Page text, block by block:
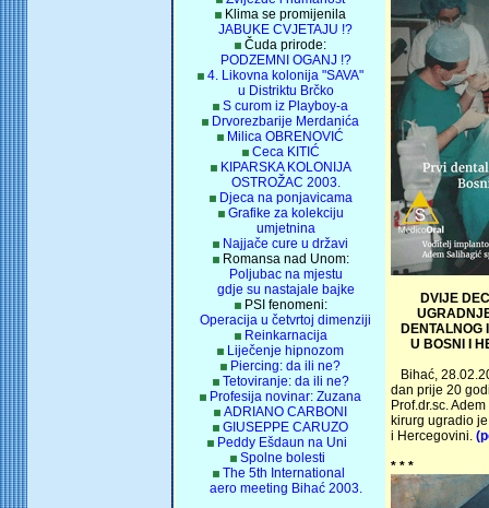
Klima se promijenila
JABUKE CVJETAJU !?
Čuda prirode:
PODZEMNI OGANJ !?
4. Likovna kolonija "SAVA"
u Distriktu Brčko
S curom iz Playboy-a
Drvorezbarije Merdanića
Milica OBRENOVIĆ
Ceca KITIĆ
KIPARSKA KOLONIJA
OSTROŽAC 2003.
Djeca na ponjavicama
Grafike za kolekciju
umjetnina
Najjače cure u državi
Romansa nad Unom:
Poljubac na mjestu
gdje su nastajale bajke
PSI fenomeni:
Operacija u četvrtoj dimenziji
Reinkarnacija
Liječenje hipnozom
Piercing: da ili ne?
Tetoviranje: da ili ne?
Profesija novinar: Zuzana
ADRIANO CARBONI
GIUSEPPE CARUZO
Peddy Ešdaun na Uni
Spolne bolesti
The 5th International
aero meeting Bihać 2003.
DVIJE
DENTALNOG
U BOSNI I
Bihać,
dan prije 20
Prof.dr.sc.
kirurg ugradio
i Hercegovini.
* * *